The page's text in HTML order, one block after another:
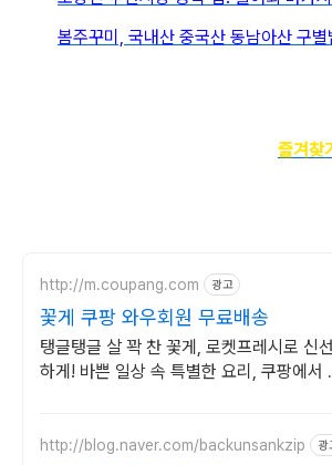
봄주꾸미, 국내산 중국산 동남아산 구별
즐겨찾
http://m.coupang.com 광고
꽃게 쿠팡 와우회원 무료배송
탱글탱글 살 꽉 찬 꽃게, 로켓프레시로 신선
하게! 바쁜 일상 속 특별한 요리, 쿠팡에서
http://blog.naver.com/backunsankzip 광